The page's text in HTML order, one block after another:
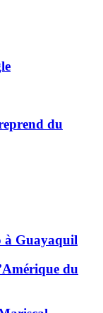
du
à Guayaquil
du